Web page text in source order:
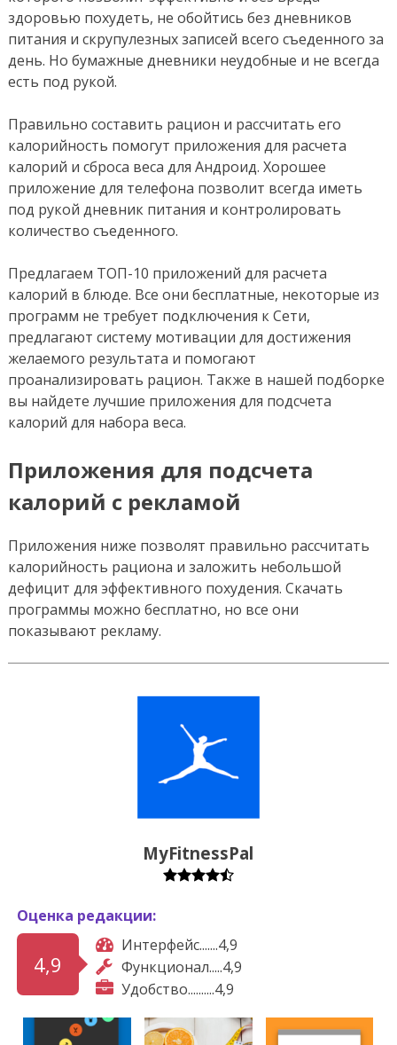
здоровью похудеть, не обойтись без дневников
питания и скрупулезных записей всего съеденного за
день. Но бумажные дневники неудобные и не всегда
есть под рукой.
Правильно составить рацион и рассчитать его
калорийность помогут приложения для расчета
калорий и сброса веса для Андроид. Хорошее
приложение для телефона позволит всегда иметь
под рукой дневник питания и контролировать
количество съеденного.
Предлагаем ТОП-10 приложений для расчета
калорий в блюде. Все они бесплатные, некоторые из
программ не требует подключения к Сети,
предлагают систему мотивации для достижения
желаемого результата и помогают
проанализировать рацион. Также в нашей подборке
вы найдете лучшие приложения для подсчета
калорий для набора веса.
Приложения для подсчета
калорий с рекламой
Приложения ниже позволят правильно рассчитать
калорийность рациона и заложить небольшой
дефицит для эффективного похудения. Скачать
программы можно бесплатно, но все они
показывают рекламу.
MyFitnessPal
Оценка редакции:
4,9
Интерфейс.......4,9
Функционал.....4,9
Удобство..........4,9